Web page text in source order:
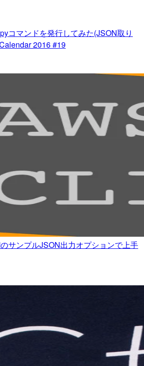
コマンドを発行してみた(JSON取り
2016 #19
のサンプルJSON出力オプションで上手